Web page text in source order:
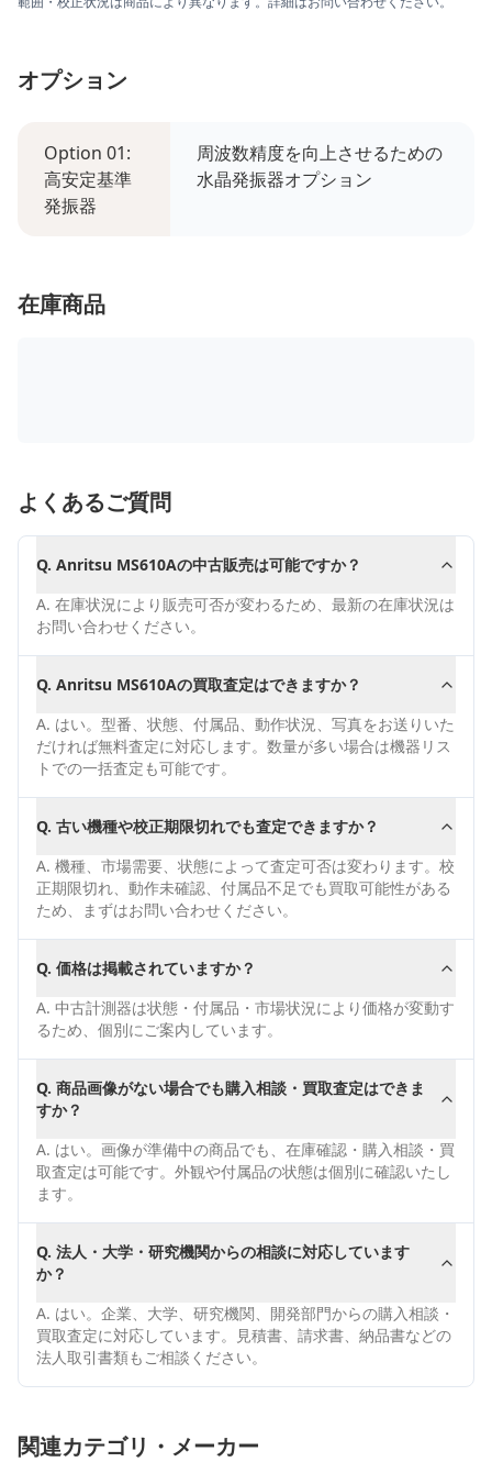
オプション
Option 01:
高安定基準
発振器
周波数精度を向上させるための
水晶発振器オプション
在庫商品
よくあるご質問
Q. Anritsu MS610Aの中古販売は可能ですか？
A. 在庫状況により販売可否が変わるため、最新の在庫状況は
お問い合わせください。
Q. Anritsu MS610Aの買取査定はできますか？
A. はい。型番、状態、付属品、動作状況、写真をお送りいた
だければ無料査定に対応します。数量が多い場合は機器リス
トでの一括査定も可能です。
Q. 古い機種や校正期限切れでも査定できますか？
A. 機種、市場需要、状態によって査定可否は変わります。校
正期限切れ、動作未確認、付属品不足でも買取可能性がある
ため、まずはお問い合わせください。
Q. 価格は掲載されていますか？
A. 中古計測器は状態・付属品・市場状況により価格が変動す
るため、個別にご案内しています。
Q. 商品画像がない場合でも購入相談・買取査定はできま
すか？
A. はい。画像が準備中の商品でも、在庫確認・購入相談・買
取査定は可能です。外観や付属品の状態は個別に確認いたし
ます。
Q. 法人・大学・研究機関からの相談に対応しています
か？
A. はい。企業、大学、研究機関、開発部門からの購入相談・
買取査定に対応しています。見積書、請求書、納品書などの
法人取引書類もご相談ください。
関連カテゴリ・メーカー